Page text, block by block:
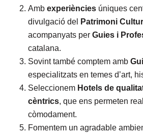
Amb experiències úniques
divulgació del
Patrimoni
acompanyats per Guies i
catalana.
Sovint també comptem amb
especialitzats en temes d’art,
Seleccionem Hotels de
cèntrics, que ens permeten
còmodament.
Fomentem un agradable